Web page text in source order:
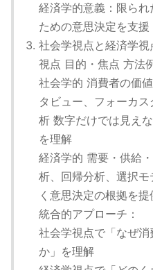
経済学的意義：限ら
ための意思決定を支援
社会学視点と経済学視
視点 目的・焦点 方法
社会学的 消費者の価
タビュー、フォーカ
析 数字だけでは見え
を理解
経済学的 需要・供給
析、回帰分析、選択
く意思決定の根拠を提
統合的アプローチ：
社会学視点で「なぜ
か」を理解